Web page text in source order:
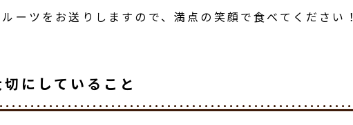
ーツをお送りしますので、満点の笑顔で食べてください！
にしていること